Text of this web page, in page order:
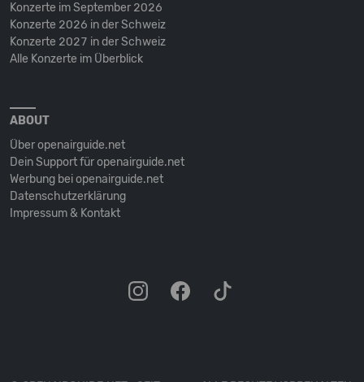
Konzerte im September 2026
Konzerte 2026 in der Schweiz
Konzerte 2027 in der Schweiz
Alle Konzerte im Überblick
ABOUT
Über openairguide.net
Dein Support für openairguide.net
Werbung bei openairguide.net
Datenschutz­erklärung
Impressum & Kontakt